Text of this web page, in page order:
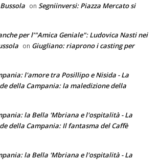
on Segniinversi: Piazza Mercato si
per l’"Amica Geniale": Ludovica Nasti nei
on Giugliano: riaprono i casting per
l'amore tra Posillipo e Nisida - La
della Campania: la maledizione della
la Bella 'Mbriana e l'ospitalità - La
della Campania: Il fantasma del Caffè
la Bella 'Mbriana e l'ospitalità - La